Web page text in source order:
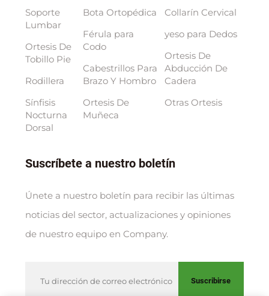
Soporte
Lumbar
Ortesis De
Tobillo Pie
Rodillera
Sínfisis
Nocturna
Dorsal
Bota Ortopédica
Férula para
Codo
Cabestrillos Para
Brazo Y Hombro
Ortesis De
Muñeca
Collarín Cervical
yeso para Dedos
Ortesis De
Abducción De
Cadera
Otras Ortesis
Suscríbete a nuestro boletín
Únete a nuestro boletín para recibir las últimas
noticias del sector, actualizaciones y opiniones
de nuestro equipo en Company.
Suscribirse